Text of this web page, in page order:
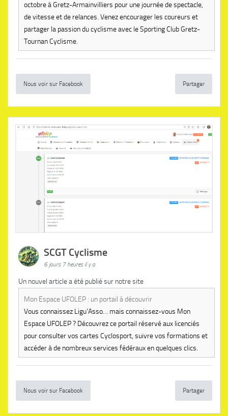
octobre à Gretz-Armainvilliers pour une journée de spectacle,
de vitesse et de relances. Venez encourager les coureurs et
partager la passion du cyclisme avec le Sporting Club Gretz-
Tournan Cyclisme.
Nous voir sur Facebook Partager
SCGT Cyclisme
6 jours 7 heures il y a
Un nouvel article a été publié sur notre site
Mon Espace UFOLEP : un portail à découvrir
Vous connaissez Ligu'Asso… mais connaissez-vous Mon
Espace UFOLEP ? Découvrez ce portail réservé aux licenciés
pour consulter vos cartes Cyclosport, suivre vos formations et
accéder à de nombreux services fédéraux en quelques clics.
Nous voir sur Facebook Partager